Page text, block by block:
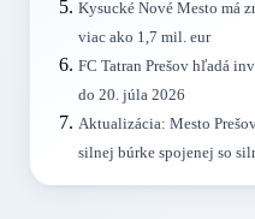
Kysucké Nové Mesto má
viac ako 1,7 mil. eur
FC Tatran Prešov hľadá
do 20. júla 2026
Aktualizácia: Mesto
silnej búrke spojenej so